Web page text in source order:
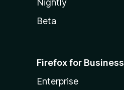
Nightly
Beta
Firefox for Business
Enterprise